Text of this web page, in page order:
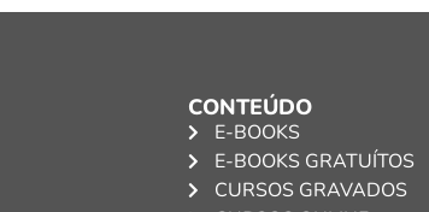
CONTEÚDO
E-BOOKS
E-BOOKS GRATUÍTOS
CURSOS GRAVADOS